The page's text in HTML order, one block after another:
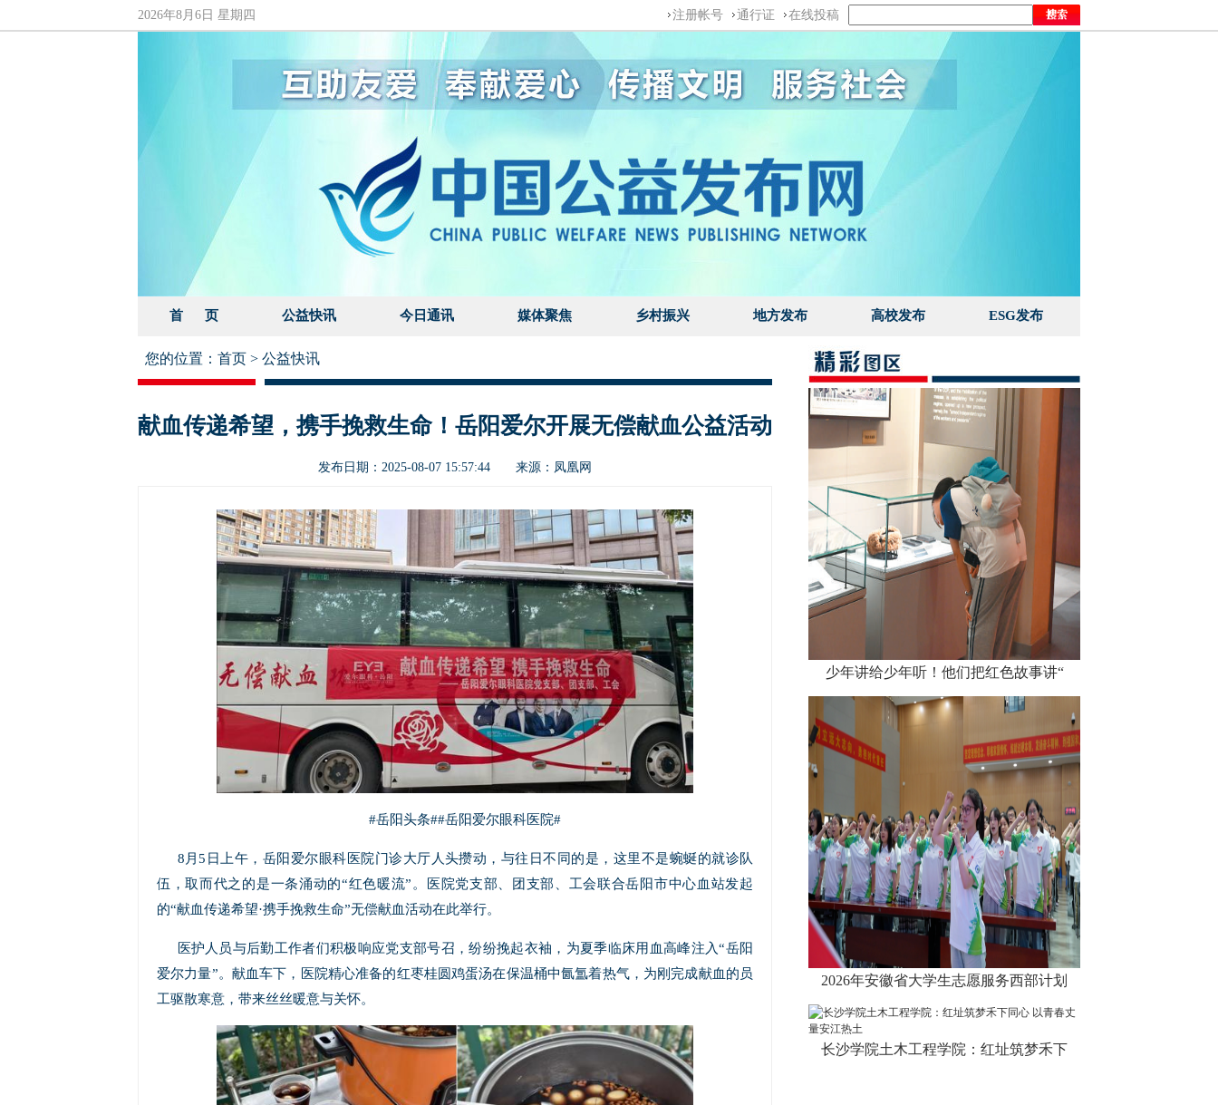
2026年8月6日 星期四 注册帐号 通行证 在线投稿
首 页 公益快讯 今日通讯 媒体聚焦 乡村振兴 地方发布 高校发布 ESG发布
您的位置： 首页 > 公益快讯
献血传递希望，携手挽救生命！岳阳爱尔开展无偿献血公益活动
发布日期：2025-08-07 15:57:44 来源： 凤凰网
#岳阳头条##岳阳爱尔眼科医院#
8月5日上午，岳阳爱尔眼科医院门诊大厅人头攒动，与往日不同的是，这里不是蜿蜒的就诊队
伍，取而代之的是一条涌动的“红色暖流”。医院党支部、团支部、工会联合岳阳市中心血站发起
的“献血传递希望·携手挽救生命”无偿献血活动在此举行。
医护人员与后勤工作者们积极响应党支部号召，纷纷挽起衣袖，为夏季临床用血高峰注入“岳阳
爱尔力量”。献血车下，医院精心准备的红枣桂圆鸡蛋汤在保温桶中氤氲着热气，为刚完成献血的员
工驱散寒意，带来丝丝暖意与关怀。
少年讲给少年听！他们把红色故事讲“
2026年安徽省大学生志愿服务西部计划
长沙学院土木工程学院：红址筑梦禾下